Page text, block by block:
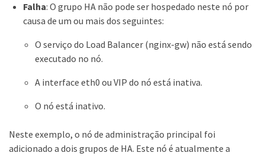
Falha: O grupo HA não pode ser hospedado neste nó por
causa de um ou mais dos seguintes:
O serviço do Load Balancer (nginx-gw) não está sendo
executado no nó.
A interface eth0 ou VIP do nó está inativa.
O nó está inativo.
Neste exemplo, o nó de administração principal foi
adicionado a dois grupos de HA. Este nó é atualmente a